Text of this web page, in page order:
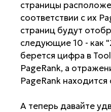
страницы
соответствии с их
страниц будут
следующие 10 - как
берется цифра в
PageRank, а
PageRank находится
А теперь давайте